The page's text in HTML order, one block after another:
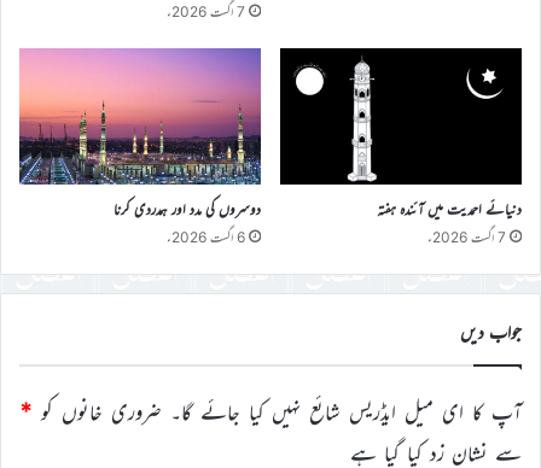
7 اگست 2026ء
دنیائے احمدیت میں آئندہ ہفتہ
7 اگست 2026ء
دوسروں کی مدد اور ہمدردی کرنا
6 اگست 2026ء
جواب دیں
آپ کا ای میل ایڈریس شائع نہیں کیا جائے گا۔ ضروری خانوں کو *
سے نشان زد کیا گیا ہے